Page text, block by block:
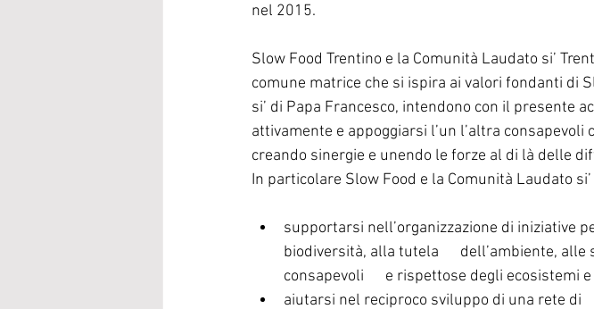
nel 2015.
Slow Food Trentino e la Comunità Laudato si’
comune matrice che si ispira ai valori fondanti di
si’ di Papa Francesco, intendono con il presente
attivamente e appoggiarsi l’un l’altra
creando sinergie e unendo le forze al di là delle
In particolare Slow Food e la Comunità Laudato
supportarsi nell’organizzazione di iniziative
biodiversità, alla tutela      dell’ambiente,
consapevoli      e rispettose degli ecosistemi
aiutarsi nel reciproco sviluppo di una rete di